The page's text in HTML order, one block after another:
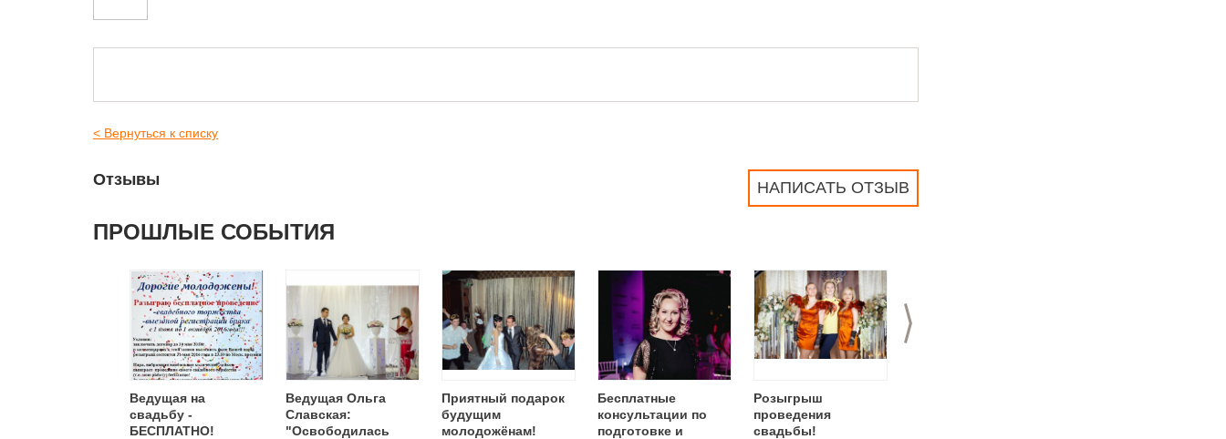
< Вернуться к списку
НАПИСАТЬ ОТЗЫВ
Отзывы
ПРОШЛЫЕ СОБЫТИЯ
>
Ведущая на
свадьбу -
БЕСПЛАТНО!
Ведущая Ольга
Славская:
"Освободилась
Приятный подарок
будущим
молодожёнам!
Бесплатные
консультации по
подготовке и
Розыгрыш
проведения
свадьбы!